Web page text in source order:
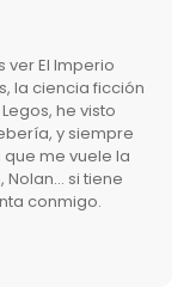
El Imperio
la ciencia ficción
he visto
y siempre
me vuele la
Nolan… si tiene
conmigo.